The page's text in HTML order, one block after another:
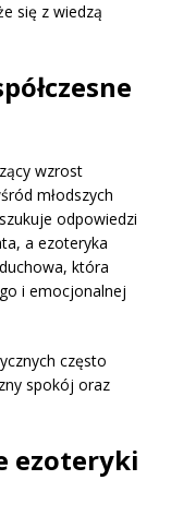
się z wiedzą
wzrost
młodszych
odpowiedzi
a ezoteryka
która
i emocjonalnej
często
spokój oraz
ezoteryki